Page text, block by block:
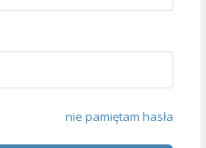
nie pamiętam hasła